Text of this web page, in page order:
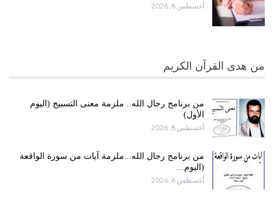
أغسطس 8, 2026
من هدى القرآن الكريم
من برنامج رجال الله.. ملزمة معنى التسبيح (اليوم
الأول)
أغسطس 8, 2026
من برنامج رجال الله.. ملزمة آيات من سورة الواقعة
(اليوم…
أغسطس 6, 2026